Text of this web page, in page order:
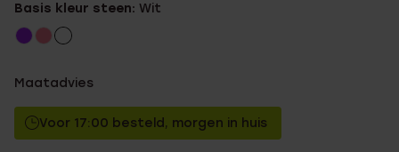
Basis kleur steen: Wit
Maatadvies
Voor 17:00 besteld, morgen in huis